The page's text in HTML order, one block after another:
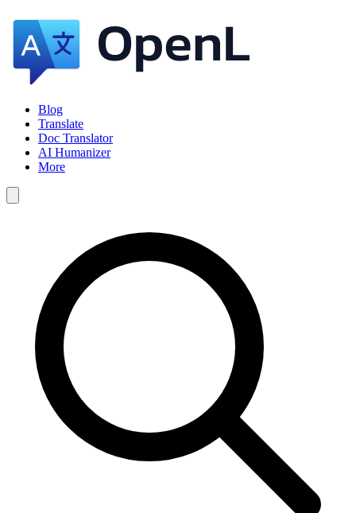
Blog
Translate
Doc Translator
AI Humanizer
More